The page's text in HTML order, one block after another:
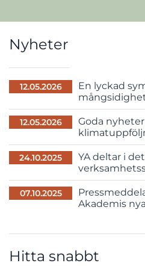
Nyheter
12.05.2026
En lyckad
12.05.2026
Goda
24.10.2025
YA deltar i
07.10.2025
Akademis
Hitta snabbt